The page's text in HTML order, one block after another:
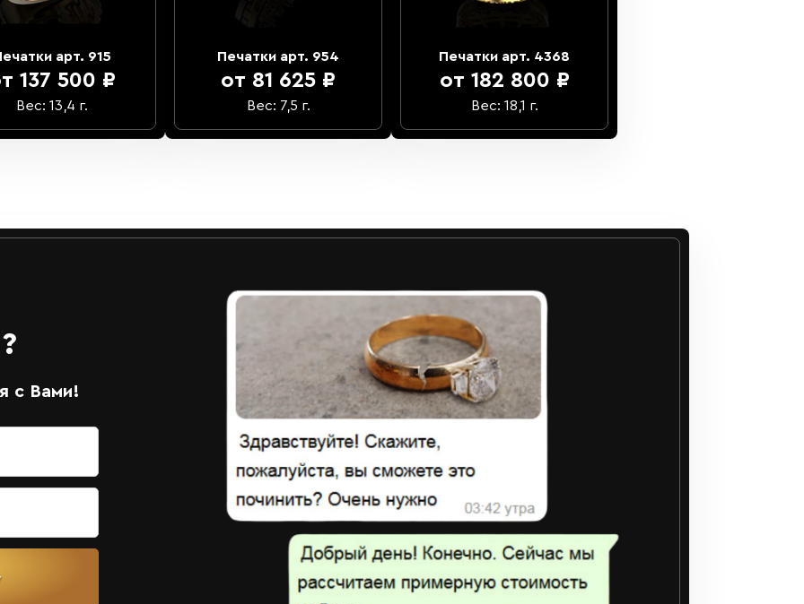
арт. 915
137 500 ₽
Вес: 13,4 г.
Печатки арт. 954
от 81 625 ₽
Вес: 7,5 г.
Печатки арт. 4368
от 182 800 ₽
Вес: 18,1 г.
с Вами!